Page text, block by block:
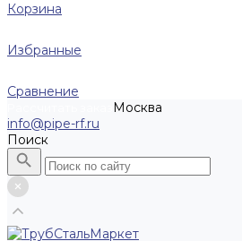
Корзина
Избранные
Сравнение
Москва
info@pipe-rf.ru
Поиск